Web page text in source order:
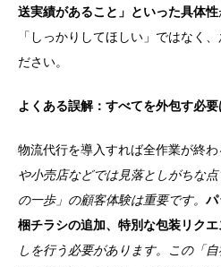
送実績があること」といった具体性
「しっかりしてほしい」ではなく、
ださい。
よくある誤解：すべてを外包す必
物流代行を導入すれば全作業が終わ
や小売店などでは見落としがちな
の一歩」の顧客体験は重要です。 パ
梱チラシの追加、特別な包装リク
しを行う必要があります。この「